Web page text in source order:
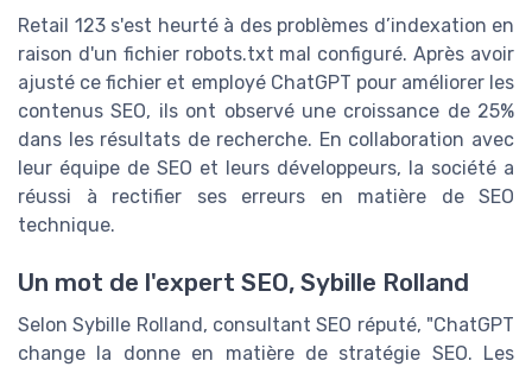
Retail 123 s'est heurté à des problèmes d’indexation en
raison d'un fichier robots.txt mal configuré. Après avoir
ajusté ce fichier et employé ChatGPT pour améliorer les
contenus SEO, ils ont observé une croissance de 25%
dans les résultats de recherche. En collaboration avec
leur équipe de SEO et leurs développeurs, la société a
réussi à rectifier ses erreurs en matière de SEO
technique.
Un mot de l'expert SEO, Sybille Rolland
SelonSybille Rolland , consultant SEO réputé, "ChatGPT
change la donne en matière de stratégie SEO. Les